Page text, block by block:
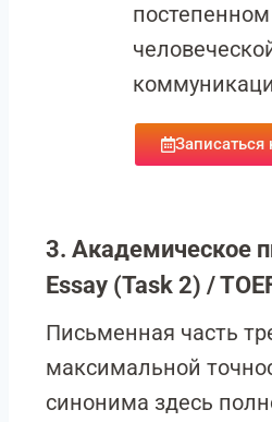
Записаться
3. Академическое
Essay (Task 2) /
Письменная часть
максимальной
синонима здесь